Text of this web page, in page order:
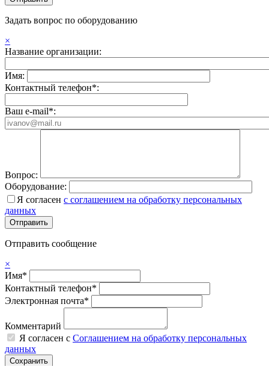
Задать вопрос по оборудованию
×
Название организации:
Имя:
Контактный телефон*:
Ваш e-mail*:
Вопрос:
Оборудование:
Я согласен с соглашением на обработку персональных
данных
Отправить сообщение
×
Имя*
Контактный телефон*
Электронная почта*
Комментарий
Я согласен с Соглашением на обработку персональных
данных